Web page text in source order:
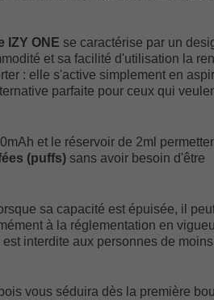
IZY ONE se caractérise par un
et sa facilité d'utilisation la
: elle s'active simplement en
parfaite pour ceux qui
et le réservoir de 2ml
(puffs)sans avoir besoin d'être
sa capacité est épuisée, il
à la réglementation en
interdite aux personnes de
vous séduira dès la première